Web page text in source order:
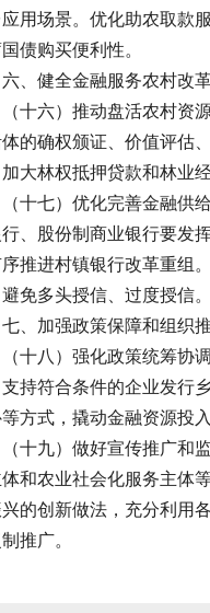
用场景。优化助农取款
债购买便利性。
六、健全金融服务农村改
（十六）推动盘活农村资
的确权颁证、价值评估
大林权抵押贷款和林业
（十七）优化完善金融供
、股份制商业银行要发
推进村镇银行改革重组
避免多头授信、过度授信
七、加强政策保障和组织
（十八）强化政策统筹协
持符合条件的企业发行
方式，撬动金融资源投
（十九）做好宣传推广和
和农业社会化服务主体
的创新做法，充分利用
推广。